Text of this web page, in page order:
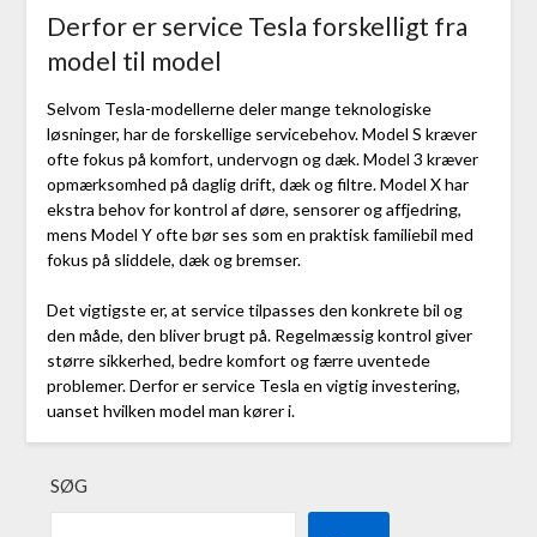
Derfor er service Tesla forskelligt fra
model til model
Selvom Tesla-modellerne deler mange teknologiske
løsninger, har de forskellige servicebehov. Model S kræver
ofte fokus på komfort, undervogn og dæk. Model 3 kræver
opmærksomhed på daglig drift, dæk og filtre. Model X har
ekstra behov for kontrol af døre, sensorer og affjedring,
mens Model Y ofte bør ses som en praktisk familiebil med
fokus på sliddele, dæk og bremser.
Det vigtigste er, at service tilpasses den konkrete bil og
den måde, den bliver brugt på. Regelmæssig kontrol giver
større sikkerhed, bedre komfort og færre uventede
problemer. Derfor er service Tesla en vigtig investering,
uanset hvilken model man kører i.
SØG